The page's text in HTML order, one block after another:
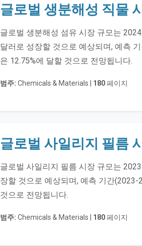
글로벌 생분해성 직물
글로벌 생분해성 섬유 시장 규모는
달러로 성장할 것으로 예상되며, 예측
은 12.75%에 달할 것으로 전망됩니다.
범주: Chemicals & Materials | 180페이지
글로벌 사일리지 필름
글로벌 사일리지 필름 시장 규모는
장할 것으로 예상되며, 예측 기간(2023-
것으로 전망됩니다.
범주: Chemicals & Materials | 180페이지